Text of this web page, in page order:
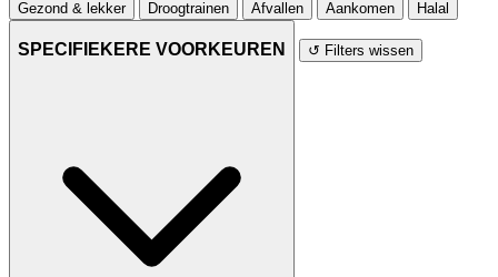
Gezond & lekker Droogtrainen Afvallen Aankomen Halal
SPECIFIEKERE VOORKEUREN ↺ Filters wissen